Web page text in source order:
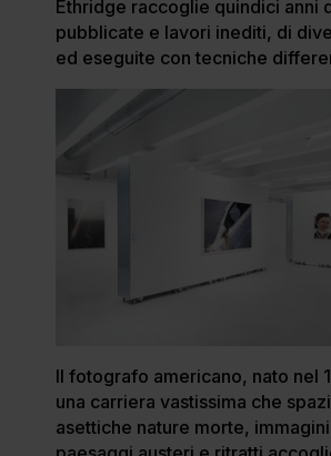
Ethridge raccoglie quindici anni
pubblicate e lavori inediti, di
ed eseguite con tecniche
Il fotografo americano, nato nel
una carriera vastissima che
asettiche nature morte,